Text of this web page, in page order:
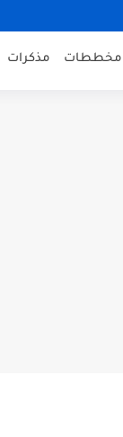
مخططات مذكرات